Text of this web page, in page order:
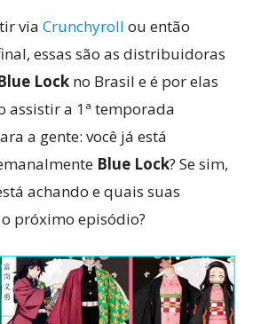
via Crunchyroll ou então
essas são as distribuidoras
Lock no Brasil e é por elas
assistir a 1ª temporada
a gente: você já está
Blue Lock? Se sim,
achando e quais suas
próximo episódio?